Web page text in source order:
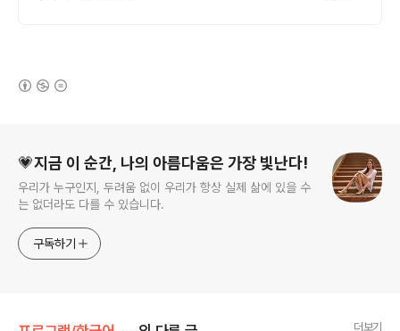
💗지금 이 순간, 나의 아름다움은 가장 빛난다!
우리가 누구인지, 두려움 없이 우리가 항상 실제 삶에 있을 수
는 없더라도 다를 수 있습니다.
구독하기
더보기